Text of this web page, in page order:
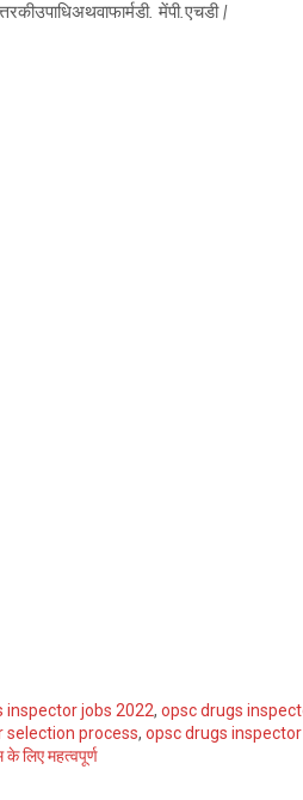
.मेंपी.एचडी|
inspector jobs 2022, opsc drugs
selection process, opsc drugs
के लिए महत्वपूर्ण